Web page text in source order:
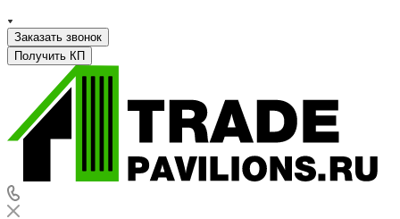
Заказать звонок
Получить КП